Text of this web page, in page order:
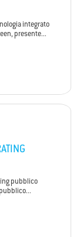
integrato
presente...
pubblico